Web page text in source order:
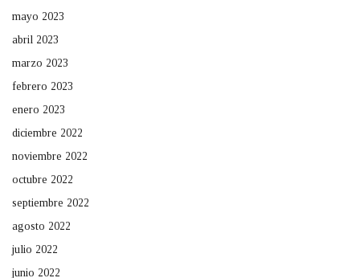
mayo 2023
abril 2023
marzo 2023
febrero 2023
enero 2023
diciembre 2022
noviembre 2022
octubre 2022
septiembre 2022
agosto 2022
julio 2022
junio 2022